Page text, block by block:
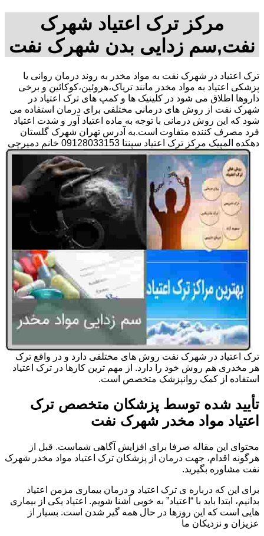
مرکز ترک اعتیاد شهرک
نفت,سم زدایی بدن شهرک نفت
ترک اعتیاد در شهرک نفت به مواد مخدر به روند درمان روانی یا
پزشکی اعتیاد به مواد مخدر مانند تریاک،هروئین،کوکائین و برخی
داروها اطلاق می شود در کلینیک ها و کمپ های ترک اعتیاد در
شهرک نفت از روش های درمانی مختلفی برای درمان استفاده می
شود که این روش درمانی با توجه به ماده اعتیاد آور و شدت اعتیاد
فرد مصرف کننده متفاوت است.به آدرس تهران شهرک گلستان
دهکده المپیک مرکز ترک اعتیاد سپنتا 09128033153 خانم دمیرچی
ترک اعتیاد در شهرک نفت روش های مختلفی دارد و در واقع ترک
هر مخدری هم روش خود را دارد. از مهم ترین کارها در ترک اعتیاد
استفاده از کمک روانپزشک متخصص است.
تأیید شده توسط پزشکان متخصص ترک
اعتیاد مواد مخدر شهرک نفت
محتوای این مقاله صرفا برای افزایش آگاهی شماست. قبل از
هرگونه اقدام، جهت درمان از پزشکان ترک اعتیاد مواد مخدر شهرک
نفت مشاوره بگیرید.
برای این که درباره ی ترک اعتیاد و درمان بیماری مزمن اعتیاد
بدانیم، ابتدا باید با “اعتیاد” به خوبی آشنا شویم. اعتیاد یکی از بیماری
هایی است که این روزها در حال همه گیر شدن است. بسیار از
عزیزان و نزدیکان ما